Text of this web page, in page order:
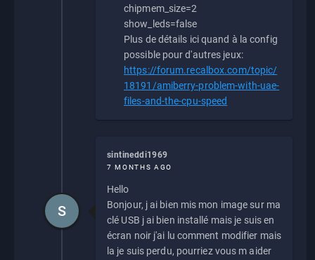
chipmem_size=2
show_leds=false
Plus de détails ici quand à la config
possible pour d'autres jeux:
https://forum.recalbox.com/topic/
18191/amiberry-problem-with-uae-
files-and-the-cpu-speed
sintineddi1969
7 MONTHS AGO
Hello
Bonjour, j ai bien mis mon image sur ma
clé USB j ai bien installé mais je suis en
écran noir j'ai lu comment modifier mais
la je suis perdu, pourriez vous m aider
S